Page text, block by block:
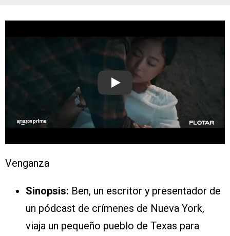
Play
Venganza
Sinopsis: Ben, un escritor y presentador de
un pódcast de crímenes de Nueva York,
viaja un pequeño pueblo de Texas para